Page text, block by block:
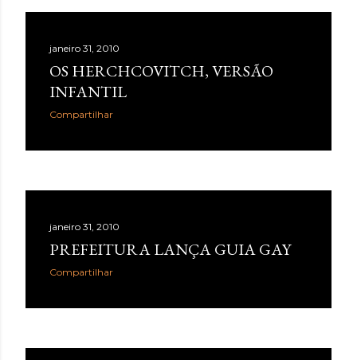
janeiro 31, 2010
OS HERCHCOVITCH, VERSÃO
INFANTIL
Compartilhar
janeiro 31, 2010
PREFEITURA LANÇA GUIA GAY
Compartilhar